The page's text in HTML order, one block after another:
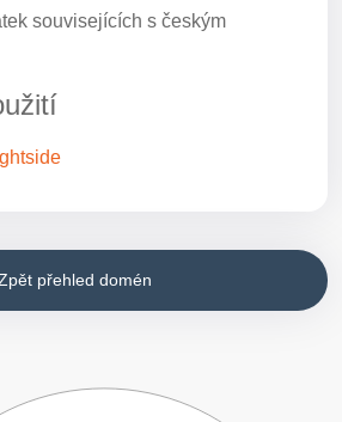
souvisejících s českým
přehled domén